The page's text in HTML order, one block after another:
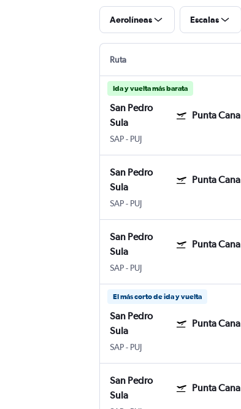
Aerolíneas Escalas
Ruta
Ida y vuelta más barata
San Pedro
Sula
Punta Cana
SAP- PUJ
San Pedro
Sula
Punta Cana
SAP- PUJ
San Pedro
Sula
Punta Cana
SAP- PUJ
El más corto de ida y vuelta
San Pedro
Sula
Punta Cana
SAP- PUJ
San Pedro
Sula
Punta Cana